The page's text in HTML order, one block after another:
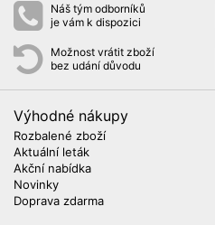
Náš tým odborníků
je vám k dispozici
Možnost vrátit zboží
bez udání důvodu
Výhodné nákupy
Rozbalené zboží
Aktuální leták
Akční nabídka
Novinky
Doprava zdarma